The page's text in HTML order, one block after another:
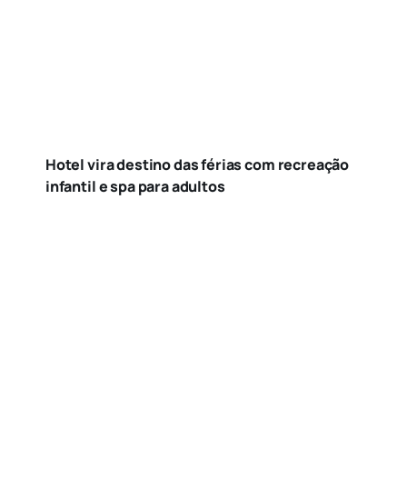
Hotel vira destino das férias com recreação
infantil e spa para adultos